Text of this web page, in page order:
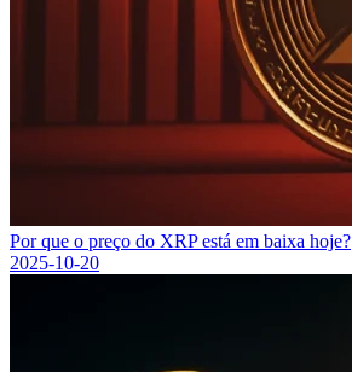
Por que o preço do XRP está em baixa hoje?
2025-10-20